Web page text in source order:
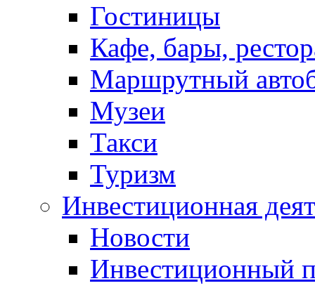
Гостиницы
Кафе, бары,
Маршрутный
Музеи
Такси
Туризм
Инвестиционная
Новости
Инвестиционный